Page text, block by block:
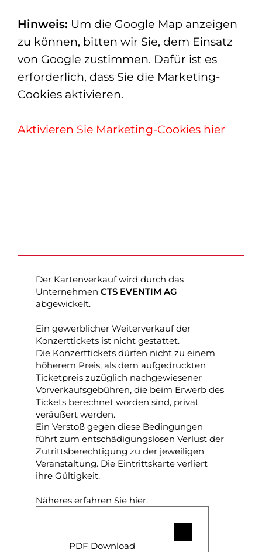
Hinweis: Um die Google Map anzeigen
zu können, bitten wir Sie, dem Einsatz
von Google zustimmen. Dafür ist es
erforderlich, dass Sie die Marketing-
Cookies aktivieren.
Aktivieren Sie Marketing-Cookies hier
Der Kartenverkauf wird durch das
Unternehmen CTS EVENTIM AG
abgewickelt.
Ein gewerblicher Weiterverkauf der
Konzerttickets ist nicht gestattet.
Die Konzerttickets dürfen nicht zu einem
höherem Preis, als dem aufgedruckten
Ticketpreis zuzüglich nachgewiesener
Vorverkaufsgebühren, die beim Erwerb des
Tickets berechnet worden sind, privat
veräußert werden.
Ein Verstoß gegen diese Bedingungen
führt zum entschädigungslosen Verlust der
Zutrittsberechtigung zu der jeweiligen
Veranstaltung. Die Eintrittskarte verliert
ihre Gültigkeit.
Näheres erfahren Sie hier.
PDF Download